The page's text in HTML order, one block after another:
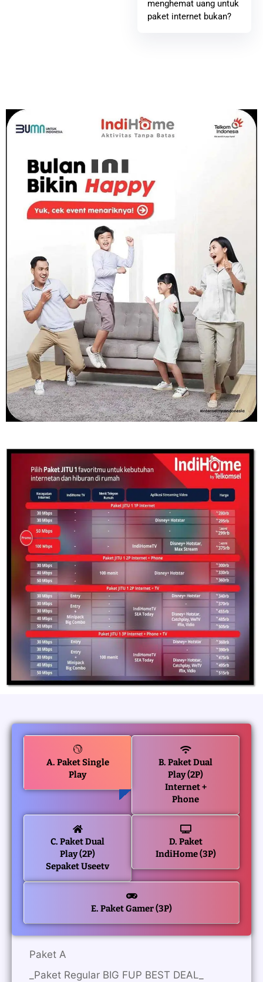
menghemat uang untuk
paket internet bukan?
A. Paket Single
Play
B. Paket Dual
Play (2P)
Internet +
Phone
C. Paket Dual
Play (2P)
Sepaket Useetv
D. Paket
IndiHome (3P)
E. Paket Gamer (3P)
Paket A
_Paket Regular BIG FUP BEST DEAL_